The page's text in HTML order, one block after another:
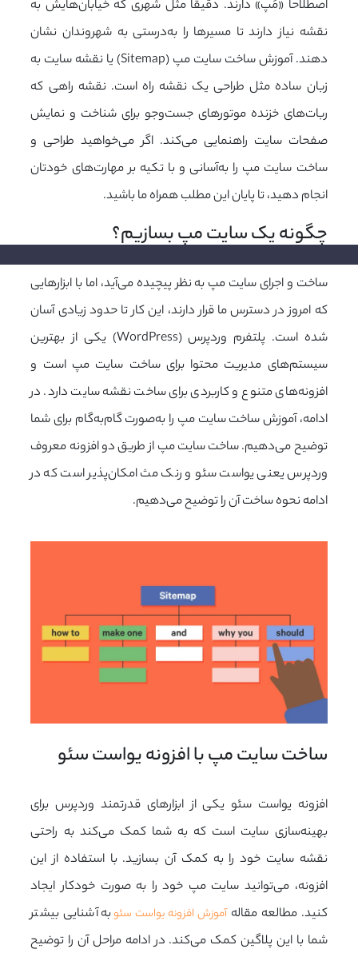
اصطلاحاً «مَپ» دارند. دقیقاً مثل شهری که خیابان‌هایش به
نقشه نیاز دارند تا مسیرها را به‌درستی به شهروندان نشان
دهند. آموزش ساخت سایت مپ (Sitemap) یا نقشه سایت به
زبان ساده مثل طراحی یک نقشه راه است. نقشه راهی که
ربات‌های خزنده موتورهای جست‌وجو برای شناخت و نمایش
صفحات سایت راهنمایی می‌کند. اگر می‌خواهید طراحی و
ساخت سایت مپ را به‌آسانی و با تکیه بر مهارت‌های خودتان
انجام دهید، تا پایان این مطلب همراه ما باشید.
چگونه یک سایت مپ بسازیم؟
ساخت و اجرای سایت مپ به نظر پیچیده می‌آید، اما با ابزارهایی
که امروز در دسترس ما قرار دارند، این کار تا حدود زیادی آسان
شده است. پلتفرم وردپرس (WordPress) یکی از بهترین
سیستم‌های مدیریت محتوا برای ساخت سایت مپ است و
افزونه‌های متنوع و کاربردی برای ساخت نقشه سایت دارد. در
ادامه، آموزش ساخت سایت مپ را به‌صورت گام‌به‌گام برای شما
توضیح می‌دهیم. ساخت سایت مپ از طریق دو افزونه معروف
وردپرس یعنی یواست سئو و رنک مث امکان‌پذیر است که در
ادامه نحوه ساخت آن را توضیح می‌دهیم.
ساخت سایت مپ با افزونه یواست سئو
افزونه یواست سئو یکی از ابزارهای قدرتمند وردپرس برای
بهینه‌سازی سایت است که به شما کمک می‌کند به راحتی
نقشه سایت خود را به کمک آن بسازید. با استفاده از این
افزونه، می‌توانید سایت مپ خود را به صورت خودکار ایجاد
کنید. مطالعه مقالهآموزش افزونه یواست سئوبه آشنایی بیشتر
شما با این پلاگین کمک می‌کند. در ادامه مراحل آن را توضیح